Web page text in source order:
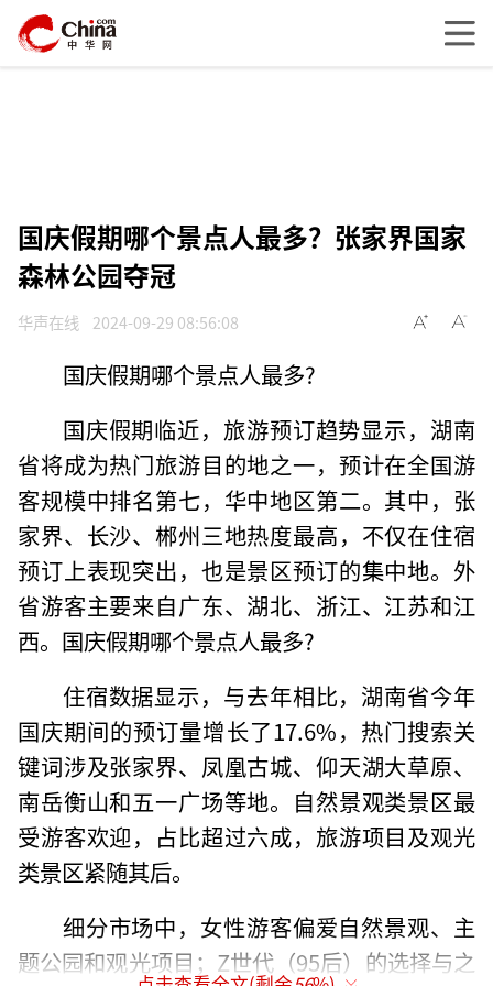
国庆假期哪个景点人最多？张家界国家
森林公园夺冠
华声在线 2024-09-29 08:56:08
国庆假期哪个景点人最多?
国庆假期临近，旅游预订趋势显示，湖南
省将成为热门旅游目的地之一，预计在全国游
客规模中排名第七，华中地区第二。其中，张
家界、长沙、郴州三地热度最高，不仅在住宿
预订上表现突出，也是景区预订的集中地。外
省游客主要来自广东、湖北、浙江、江苏和江
西。国庆假期哪个景点人最多?
住宿数据显示，与去年相比，湖南省今年
国庆期间的预订量增长了17.6%，热门搜索关
键词涉及张家界、凤凰古城、仰天湖大草原、
南岳衡山和五一广场等地。自然景观类景区最
受游客欢迎，占比超过六成，旅游项目及观光
类景区紧随其后。
细分市场中，女性游客偏爱自然景观、主
题公园和观光项目；Z世代（95后）的选择与之